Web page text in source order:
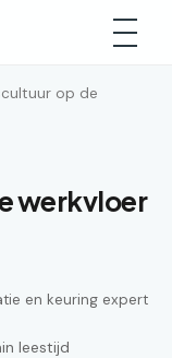
op de
werkvloer
en keuring expert
leestijd